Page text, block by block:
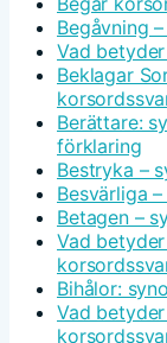
Begåvning
Vad
Beklagar
Berättare:
förklaring
Bestryka –
Besvärliga
Betagen –
Vad
Bihålor:
Vad